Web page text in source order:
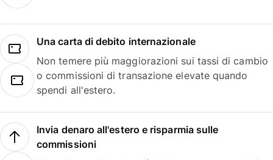
Una carta di debito internazionale
Non temere più maggiorazioni sui tassi di cambio
o commissioni di transazione elevate quando
spendi all'estero.
Invia denaro all'estero e risparmia sulle
commissioni